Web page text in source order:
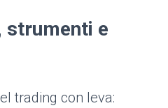
strumenti e
trading con leva: